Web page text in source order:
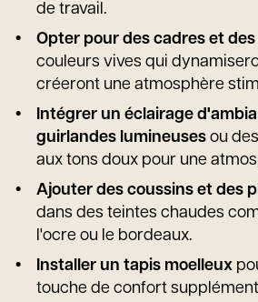
de travail.
Opter pour des cadres et
couleurs vives qui
créeront une atmosphère
Intégrer un éclairage
guirlandes lumineuses ou
aux tons doux pour une
Ajouter des coussins et des
dans des teintes chaudes
l'ocre ou le bordeaux.
Installer un tapis moelleux
touche de confort